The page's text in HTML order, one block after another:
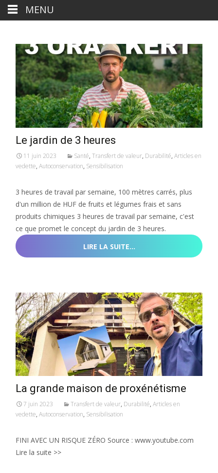
Le jardin de 3 heures
11 juin 2023 Santé, Transfert de valeur, Durabilité, Articles en
vedette, Autoconservation, Sensibilisation
3 heures de travail par semaine, 100 mètres carrés, plus
d'un million de HUF de fruits et légumes frais et sans
produits chimiques 3 heures de travail par semaine, c'est
ce que promet le concept du jardin de 3 heures.
LIRE LA SUITE…
La grande maison de proxénétisme
7 juin 2023 Transfert de valeur, Durabilité, Articles en
vedette, Autoconservation, Sensibilisation
FINI AVEC UN RISQUE ZÉRO Source : www.youtube.com
Lire la suite >>
MENU